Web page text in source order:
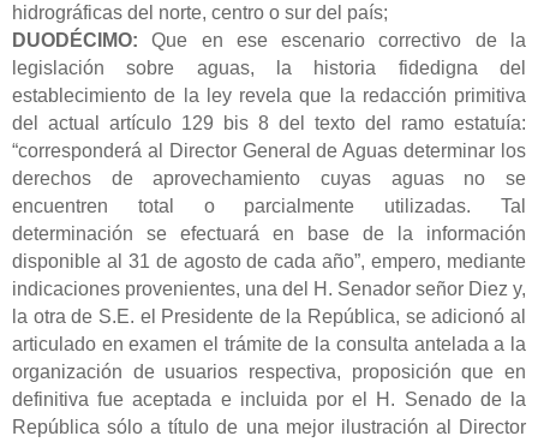
hidrográficas del norte, centro o sur del país;
DUODÉCIMO:Que en ese escenario correctivo de la
legislación sobre aguas, la historia fidedigna del
establecimiento de la ley revela que la redacción primitiva
del actual artículo 129 bis 8 del texto del ramo estatuía:
“corresponderá al Director General de Aguas determinar los
derechos de aprovechamiento cuyas aguas no se
encuentren total o parcialmente utilizadas. Tal
determinación se efectuará en base de la información
disponible al 31 de agosto de cada año”, empero, mediante
indicaciones provenientes, una del H. Senador señor Diez y,
la otra de S.E. el Presidente de la República, se adicionó al
articulado en examen el trámite de la consulta antelada a la
organización de usuarios respectiva, proposición que en
definitiva fue aceptada e incluida por el H. Senado de la
República sólo a título de una mejor ilustración al Director